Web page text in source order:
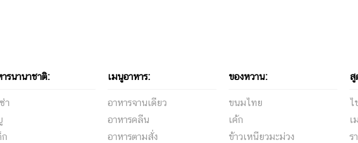
รนานาชาติ:
า
ก
เมนูอาหาร:
อาหารจานเดียว
อาหารคลีน
อาหารตามสั่ง
ของหวาน:
ขนมไทย
เค้ก
ข้าวเหนียวมะม่วง
สู
ไ
เ
ร